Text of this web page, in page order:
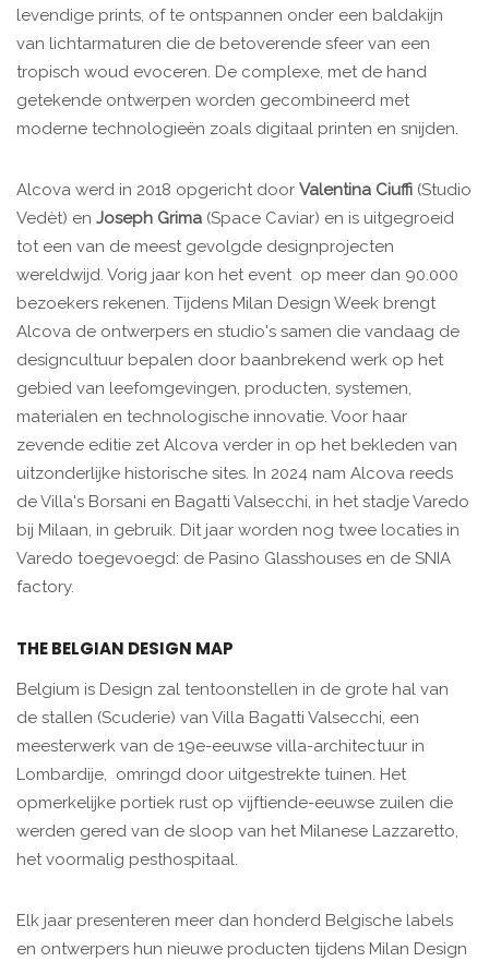
levendige prints, of te ontspannen onder een baldakijn
van lichtarmaturen die de betoverende sfeer van een
tropisch woud evoceren. De complexe, met de hand
getekende ontwerpen worden gecombineerd met
moderne technologieën zoals digitaal printen en snijden.
Alcova werd in 2018 opgericht door Valentina Ciuffi (Studio
Vedèt) en Joseph Grima (Space Caviar) en is uitgegroeid
tot een van de meest gevolgde designprojecten
wereldwijd. Vorig jaar kon het event ​ op meer dan 90.000
bezoekers rekenen. Tijdens Milan Design Week brengt
Alcova de ontwerpers en studio's samen die vandaag de
designcultuur bepalen door baanbrekend werk op het
gebied van leefomgevingen, producten, systemen,
materialen en technologische innovatie. Voor haar
zevende editie zet Alcova verder in op het bekleden van
uitzonderlijke historische sites. In 2024 nam Alcova reeds
de Villa's Borsani en Bagatti Valsecchi, in het stadje Varedo
bij Milaan, in gebruik. Dit jaar worden nog twee locaties in
Varedo toegevoegd: de Pasino Glasshouses en de SNIA
factory. ​
​​THE BELGIAN DESIGN MAP
Belgium is Design zal tentoonstellen in de grote hal van
de stallen (Scuderie) van Villa Bagatti Valsecchi, een
meesterwerk van de 19e-eeuwse villa-architectuur in
Lombardije, ​ omringd door uitgestrekte tuinen. Het
opmerkelijke portiek rust op vijftiende-eeuwse zuilen die
werden gered van de sloop van het Milanese Lazzaretto,
het voormalig pesthospitaal.
Elk jaar presenteren meer dan honderd Belgische labels
en ontwerpers hun nieuwe producten tijdens Milan Design